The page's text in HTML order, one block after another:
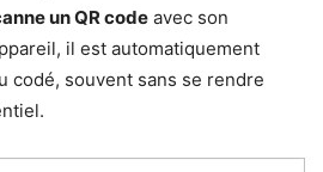
un QR code avec son
il est automatiquement
codé, souvent sans se rendre